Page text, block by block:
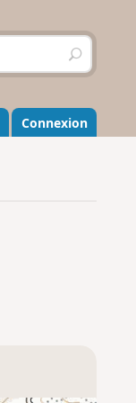
R
e
h
e
r
r
Connexion